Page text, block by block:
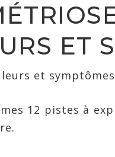
ET
et
mes 12 pistes à